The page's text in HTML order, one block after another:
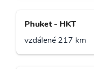
Phuket - HKT
vzdálené 217 km